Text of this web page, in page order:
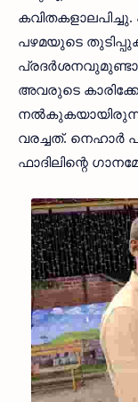
പഴമയുടെ
അവരുടെ
വരച്ചത്. നെഹാര്‍
ഫാദിലിന്റെ